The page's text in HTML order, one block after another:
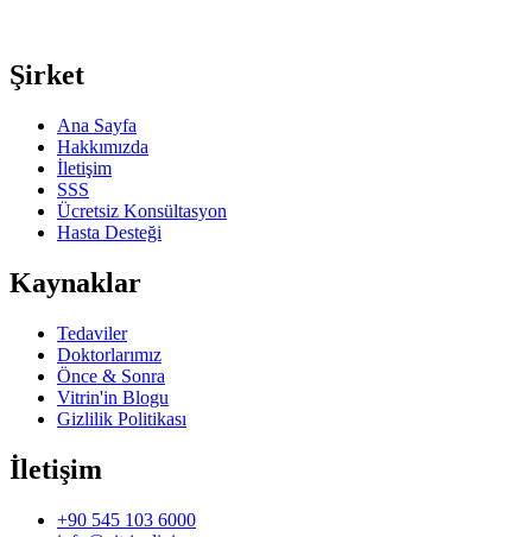
Şirket
Ana Sayfa
Hakkımızda
İletişim
SSS
Ücretsiz Konsültasyon
Hasta Desteği
Kaynaklar
Tedaviler
Doktorlarımız
Önce & Sonra
Vitrin'in Blogu
Gizlilik Politikası
İletişim
+90 545 103 6000